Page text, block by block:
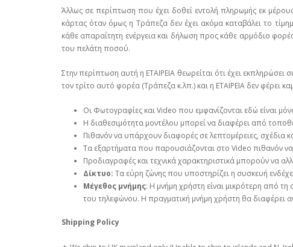
Άλλως σε περίπτωση που έχει δοθεί εντολή πληρωμής εκ
κάρτας όταν όμως η Τράπεζα δεν έχει ακόμα καταβάλει το
κάθε απαραίτητη ενέργεια και δήλωση προς κάθε αρμόδιο
του πελάτη ποσού.
Στην περίπτωση αυτή η ΕΤΑΙΡΕΙΑ θεωρείται ότι έχει
τον τρίτο αυτό φορέα (Τράπεζα κ.λπ.) και η ΕΤΑΙΡΕΙΑ δεν φέρει
Οι Φωτογραφίες και Video που εμφανίζονται εδώ είναι
Η διαθεσιμότητα μοντέλου μπορεί να διαφέρει από
Πιθανόν να υπάρχουν διαφορές σε λεπτομέρειες, σχέδια
Τα εξαρτήματα που παρουσιάζονται στο Video πιθανόν
Προδιαγραφές και τεχνικά χαρακτηριστικά μπορούν να
Δίκτυο: Τα εύρη ζώνης που υποστηρίζει η συσκευή
Μέγεθος μνήμης: Η μνήμη χρήστη είναι μικρότερη από
του τηλεφώνου. Η πραγματική μνήμη χρήστη θα διαφέρει
Shipping Policy